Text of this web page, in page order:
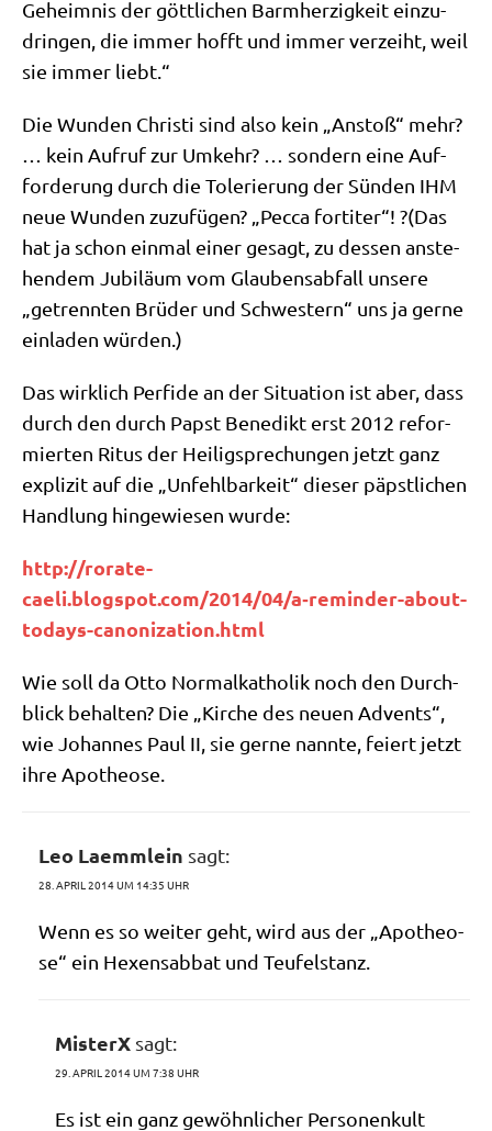
Geheim­nis der gött­li­chen Barm­her­zig­keit ein­zu­
drin­gen, die immer hofft und immer ver­zeiht, weil
sie immer liebt.“
Die Wun­den Chri­sti sind also kein „Anstoß“ mehr?
… kein Auf­ruf zur Umkehr? … son­dern eine Auf­
for­de­rung durch die Tole­rie­rung der Sün­den IHM
neue Wun­den zuzu­fü­gen? „Pec­ca for­ti­ter“! ?(Das
hat ja schon ein­mal einer gesagt, zu des­sen anste­
hen­dem Jubi­lä­um vom Glau­bens­ab­fall unse­re
„getrenn­ten Brü­der und Schwe­stern“ uns ja ger­ne
ein­la­den würden.)
Das wirk­lich Per­fi­de an der Situa­ti­on ist aber, dass
durch den durch Papst Bene­dikt erst 2012 refor­
mier­ten Ritus der Hei­lig­spre­chun­gen jetzt ganz
expli­zit auf die „Unfehl­bar­keit“ die­ser päpst­li­chen
Hand­lung hin­ge­wie­sen wurde:
http://rorate-
caeli.blogspot.com/2014/04/a‑reminder-about-
todays-canonization.html
Wie soll da Otto Nor­mal­ka­tho­lik noch den Durch­
blick behal­ten? Die „Kir­che des neu­en Advents“,
wie Johan­nes Paul II, sie ger­ne nann­te, fei­ert jetzt
ihre Apotheose.
Leo Laemmlein sagt:
28. APRIL 2014 UM 14:35 UHR
Wenn es so wei­ter geht, wird aus der „Apo­theo­
se“ ein Hexen­sab­bat und Teufelstanz.
MisterX sagt:
29. APRIL 2014 UM 7:38 UHR
Es ist ein ganz gewöhn­li­cher Per­so­nen­kult